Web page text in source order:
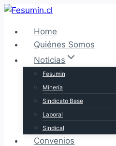
Saltar
contenidoHome
Quiénes Somos
Noticias
Fesumin
Minería
Sindicato Base
Laboral
Sindical
Convenios